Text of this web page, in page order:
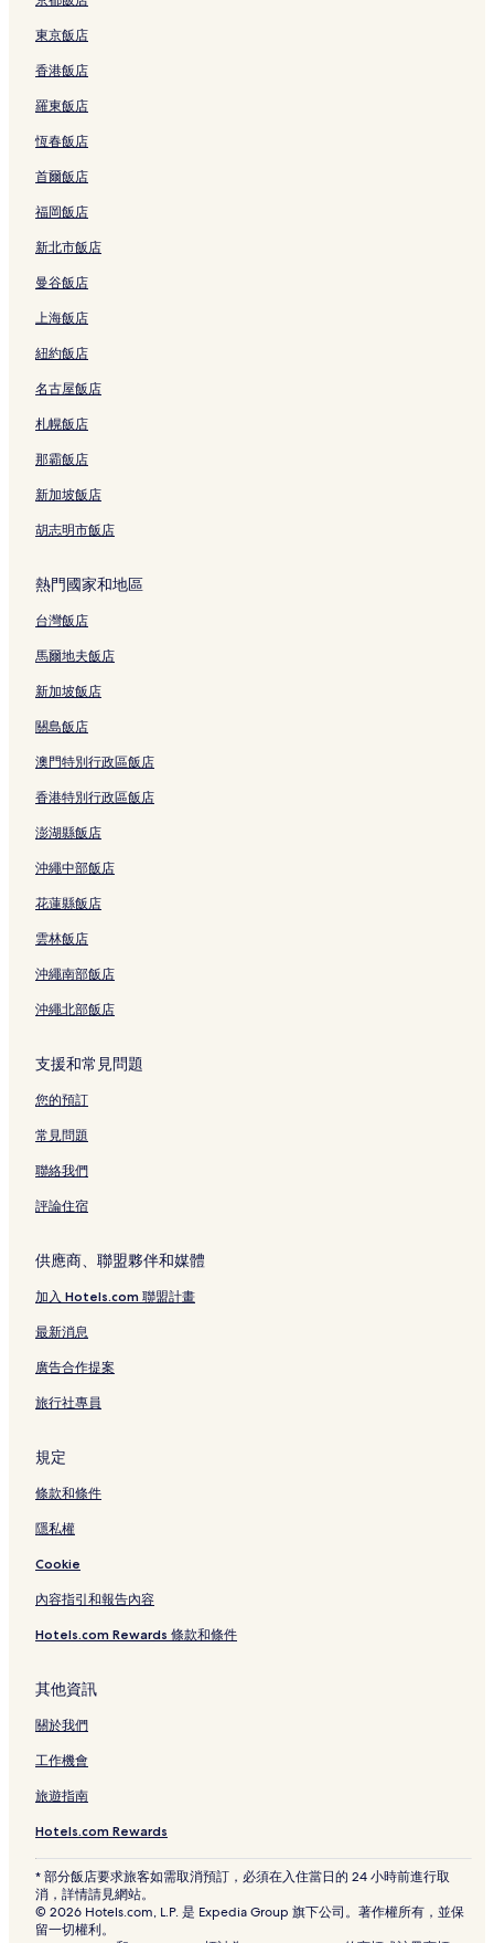
首爾的設有廚房的飯店
首爾的賭場飯店
首爾的寵物友善飯店
首爾的設有健身中心的飯店
首爾的設有停車場的飯店
首爾的親子飯店
首爾的高爾夫飯店
首爾的提供免費早餐的飯店
首爾的Spa 飯店
首爾的平價飯店
首爾的設有游泳池的飯店
大學路的方便購物的飯店
鍾路 1.2.3.4 街洞的設有停車場的飯店
鍾路 1.2.3.4 街洞的商務飯店
鍾路 1.2.3.4 街洞的方便購物的飯店
鍾路 1.2.3.4 街洞的親子飯店
鍾路 1.2.3.4 街洞的奢華飯店
鍾路 1.2.3.4 街洞的提供免費早餐的飯店
梨泰院街附近的Spa 飯店
小公洞的親子飯店
忠武路附近的設有停車場的飯店
首爾的青年旅館
首爾的旅館
鍾路 1.2.3.4 街洞的青年旅館
鍾路 1.2.3.4 街洞的飯店式公寓
忠武路的青年旅館
沙維納博物館附近的飯店
鐘閣站附近的飯店
愛來魔相 4D 藝術館附近的飯店
首爾市政廳附近的飯店
安國洞飯店
東京飯店
香港飯店
羅東飯店
恆春飯店
首爾飯店
福岡飯店
新北市飯店
曼谷飯店
上海飯店
紐約飯店
名古屋飯店
札幌飯店
那霸飯店
新加坡飯店
胡志明市飯店
熱門國家和地區
台灣飯店
馬爾地夫飯店
新加坡飯店
關島飯店
澳門特別行政區飯店
香港特別行政區飯店
澎湖縣飯店
沖繩中部飯店
花蓮縣飯店
雲林飯店
沖繩南部飯店
沖繩北部飯店
支援和常見問題
您的預訂
常見問題
聯絡我們
評論住宿
供應商、聯盟夥伴和媒體
加入 Hotels.com 聯盟計畫
最新消息
廣告合作提案
旅行社專員
規定
條款和條件
隱私權
Cookie
內容指引和報告內容
Hotels.com Rewards 條款和條件
其他資訊
關於我們
工作機會
旅遊指南
Hotels.com Rewards
* 部分飯店要求旅客如需取消預訂，必須在入住當日的 24 小時前進行取
消，詳情請見網站。
© 2026 Hotels.com, L.P. 是 Expedia Group 旗下公司。著作權所有，並保
留一切權利。